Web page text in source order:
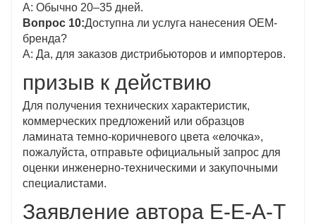
А: Обычно 20–35 дней.
Вопрос 10:Доступна ли услуга нанесения OEM-
бренда?
А: Да, для заказов дистрибьюторов и импортеров.
призыв к действию
Для получения технических характеристик,
коммерческих предложений или образцов
ламината темно-коричневого цвета «елочка»,
пожалуйста, отправьте официальный запрос для
оценки инженерно-техническими и закупочными
специалистами.
Заявление автора E-E-A-T